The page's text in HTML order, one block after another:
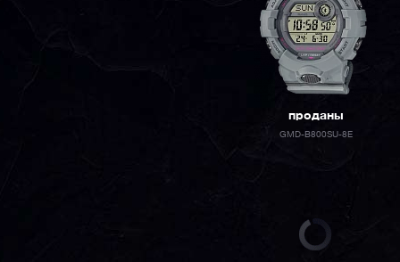
проданы
GMD-B800SU-8E